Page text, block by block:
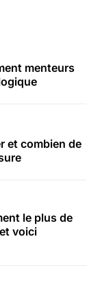
menteurs
et combien de
le plus de
voici